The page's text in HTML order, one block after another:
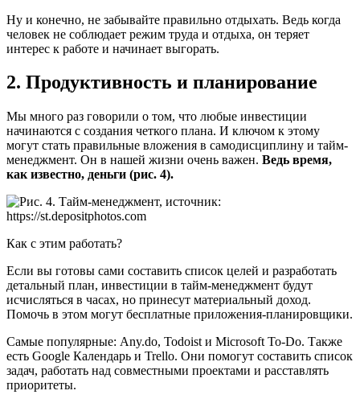
Ну и конечно, не забывайте правильно отдыхать. Ведь когда
человек не соблюдает режим труда и отдыха, он теряет
интерес к работе и начинает выгорать.
2. Продуктивность и планирование
Мы много раз говорили о том, что любые инвестиции
начинаются с создания четкого плана. И ключом к этому
могут стать правильные вложения в самодисциплину и тайм-
менеджмент. Он в нашей жизни очень важен. Ведь время,
как известно, деньги (рис. 4).
Как с этим работать?
Если вы готовы сами составить список целей и разработать
детальный план, инвестиции в тайм-менеджмент будут
исчисляться в часах, но принесут материальный доход.
Помочь в этом могут бесплатные приложения-планировщики.
Самые популярные: Any.do, Todoist и Microsoft To-Do. Также
есть Google Календарь и Trello. Они помогут составить список
задач, работать над совместными проектами и расставлять
приоритеты.